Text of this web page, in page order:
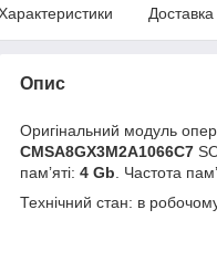
Доставка
Опис
Оригінальний модуль
CMSA8GX3M2A1066C7
памʼяті: 4 Gb . Частота
Технічний стан: в робочому